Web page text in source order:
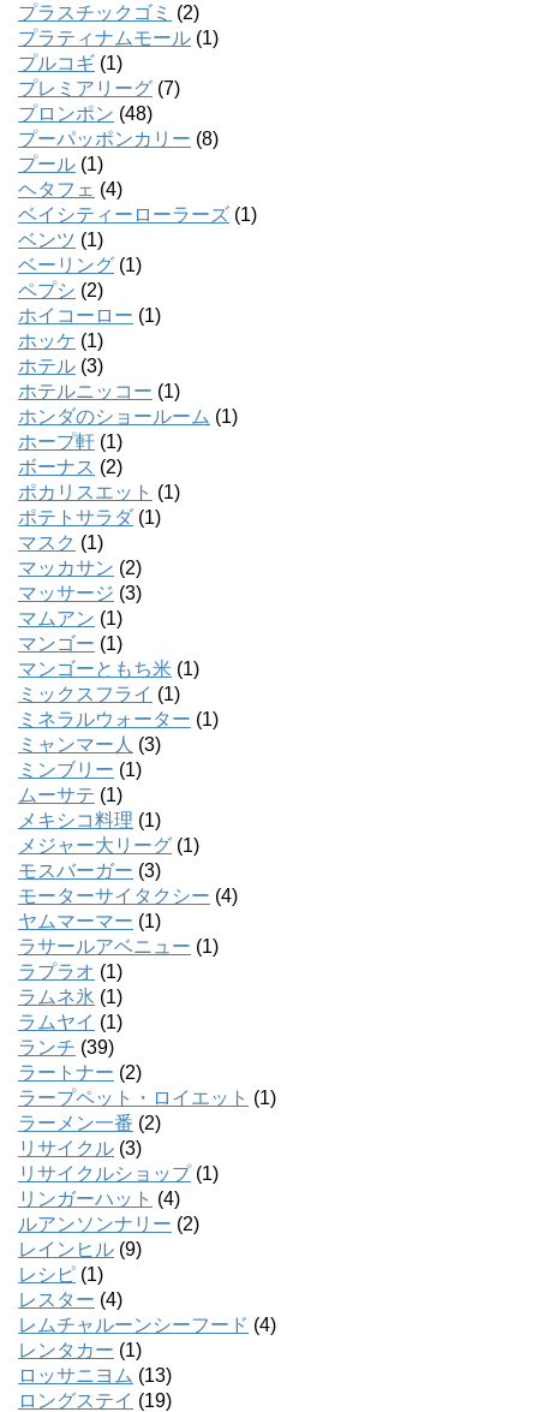
プラスチックゴミ (2)
プラティナムモール (1)
プルコギ (1)
プレミアリーグ (7)
プロンポン (48)
プーパッポンカリー (8)
プール (1)
ヘタフェ (4)
ベイシティーローラーズ (1)
ベンツ (1)
ベーリング (1)
ペプシ (2)
ホイコーロー (1)
ホッケ (1)
ホテル (3)
ホテルニッコー (1)
ホンダのショールーム (1)
ホープ軒 (1)
ボーナス (2)
ポカリスエット (1)
ポテトサラダ (1)
マスク (1)
マッカサン (2)
マッサージ (3)
マムアン (1)
マンゴー (1)
マンゴーともち米 (1)
ミックスフライ (1)
ミネラルウォーター (1)
ミャンマー人 (3)
ミンブリー (1)
ムーサテ (1)
メキシコ料理 (1)
メジャー大リーグ (1)
モスバーガー (3)
モーターサイタクシー (4)
ヤムマーマー (1)
ラサールアベニュー (1)
ラプラオ (1)
ラムネ氷 (1)
ラムヤイ (1)
ランチ (39)
ラートナー (2)
ラープペット・ロイエット (1)
ラーメン一番 (2)
リサイクル (3)
リサイクルショップ(1)
リンガーハット (4)
ルアンソンナリー (2)
レインヒル (9)
レシピ (1)
レスター (4)
レムチャルーンシーフード (4)
レンタカー (1)
ロッサニヨム (13)
ロングステイ (19)